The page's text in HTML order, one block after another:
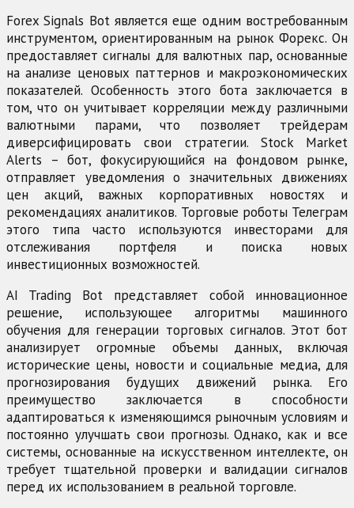
Forex Signals Bot является еще одним востребованным
инструментом, ориентированным на рынок Форекс. Он
предоставляет сигналы для валютных пар, основанные
на анализе ценовых паттернов и макроэкономических
показателей. Особенность этого бота заключается в
том, что он учитывает корреляции между различными
валютными парами, что позволяет трейдерам
диверсифицировать свои стратегии. Stock Market
Alerts – бот, фокусирующийся на фондовом рынке,
отправляет уведомления о значительных движениях
цен акций, важных корпоративных новостях и
рекомендациях аналитиков. Торговые роботы Телеграм
этого типа часто используются инвесторами для
отслеживания портфеля и поиска новых
инвестиционных возможностей.
AI Trading Bot представляет собой инновационное
решение, использующее алгоритмы машинного
обучения для генерации торговых сигналов. Этот бот
анализирует огромные объемы данных, включая
исторические цены, новости и социальные медиа, для
прогнозирования будущих движений рынка. Его
преимущество заключается в способности
адаптироваться к изменяющимся рыночным условиям и
постоянно улучшать свои прогнозы. Однако, как и все
системы, основанные на искусственном интеллекте, он
требует тщательной проверки и валидации сигналов
перед их использованием в реальной торговле.